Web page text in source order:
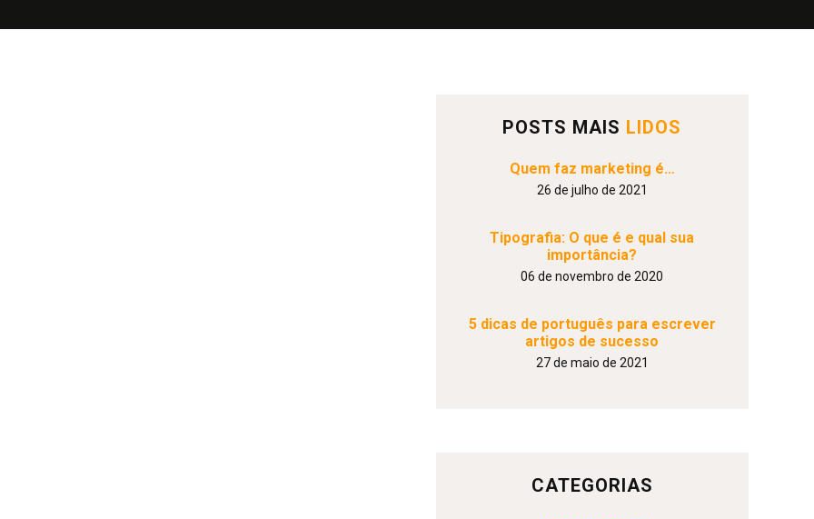
POSTS MAIS LIDOS
Quem faz marketing é…
26 de julho de 2021
Tipografia: O que é e qual sua
importância?
06 de novembro de 2020
5 dicas de português para escrever
artigos de sucesso
27 de maio de 2021
CATEGORIAS